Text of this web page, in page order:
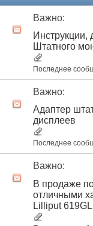
21 22
Важно:
Инструкции,
Штатного
Последнее
Важно:
Адаптер
дисплеев
Последнее
Важно:
В продаже
отличными
Lilliput 619GL